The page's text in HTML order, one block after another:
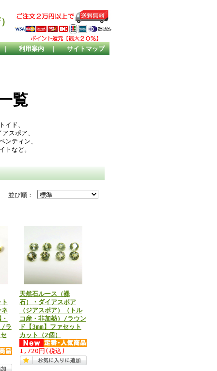
利用案内 ｜ サイトマップ
覧
イド、
スポア、
ンティン、
トなど。
並び順：
ネ
/ラ
天然石ルース（裸
石）・ダイアスポア
（ジアスポア）（トル
コ産・非加熱）/ラウン
ド【3mm】ファセット
カット（2個）
1,720円 (税込)